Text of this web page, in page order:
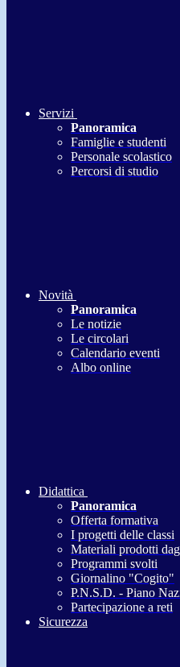
Servizi
Panoramica
Famiglie e studenti
Personale scolastico
Percorsi di studio
Novità
Panoramica
Le notizie
Le circolari
Calendario eventi
Albo online
Didattica
Panoramica
Offerta formativa
I progetti delle classi
Materiali prodotti
Programmi svolti
Giornalino "Cogito"
P.N.S.D. - Piano
Partecipazione a reti
Sicurezza